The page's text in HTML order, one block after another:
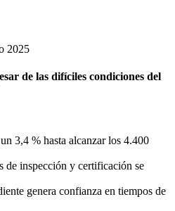
2025
de las difíciles condiciones del
3,4 % hasta alcanzar los 4.400
de inspección y certificación se
genera confianza en tiempos de